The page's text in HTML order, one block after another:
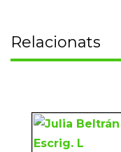
Relacionats